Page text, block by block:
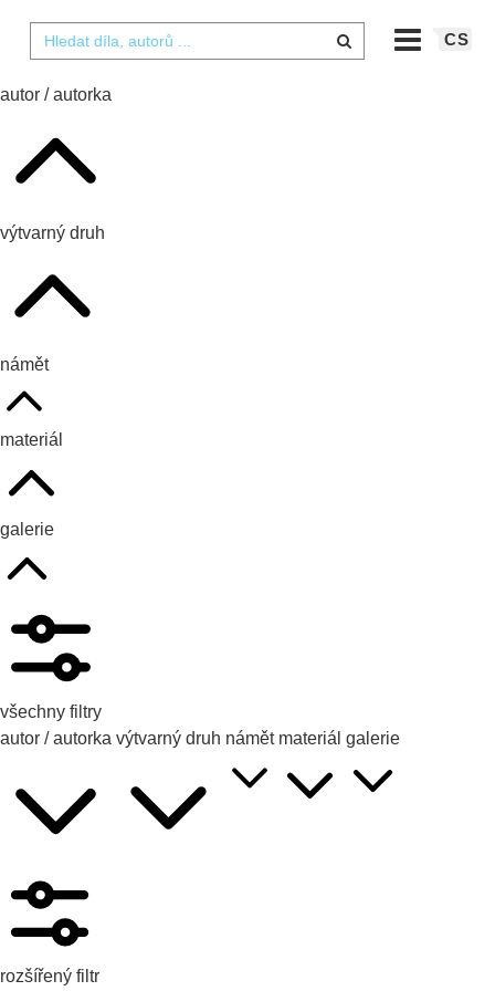
CS
autor / autorka
výtvarný druh
námět
materiál
galerie
všechny filtry
autor / autorka výtvarný druh námět materiál galerie
rozšířený filtr